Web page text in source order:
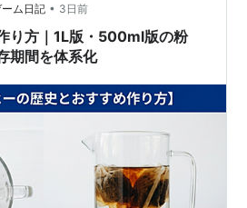
ム日記 • 3日前
り方｜1L版・500ml版の粉
期間を体系化